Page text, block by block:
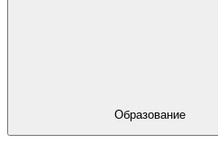
Образование